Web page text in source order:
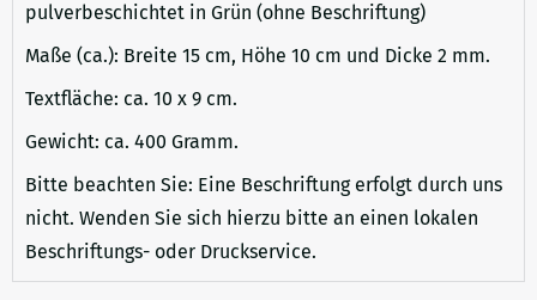
pulverbeschichtet in Grün (ohne Beschriftung)
Maße (ca.): Breite 15 cm, Höhe 10 cm und Dicke 2 mm.
Textfläche: ca. 10 x 9 cm.
Gewicht: ca. 400 Gramm.
Bitte beachten Sie: Eine Beschriftung erfolgt durch uns
nicht. Wenden Sie sich hierzu bitte an einen lokalen
Beschriftungs- oder Druckservice.